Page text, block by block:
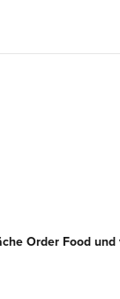
Order Food